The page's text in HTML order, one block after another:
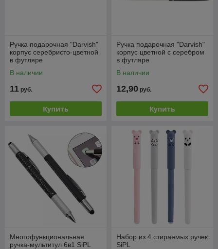
Ручка подарочная "Darvish"
корпус серебристо-цветной
в футляре
В наличии
11 руб.
Купить
Ручка подарочная "Darvish"
корпус цветной с серебром
в футляре
В наличии
12,90 руб.
Купить
Многофункциональная
ручка-мультитул 6в1 SiPL
Набор из 4 стираемых ручек
SiPL